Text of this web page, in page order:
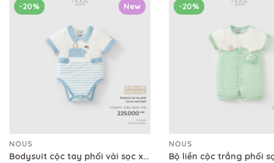
New
-20%
NOUS
Bodysuit cộc tay phối vải sọc xanh biển
-20%
NOUS